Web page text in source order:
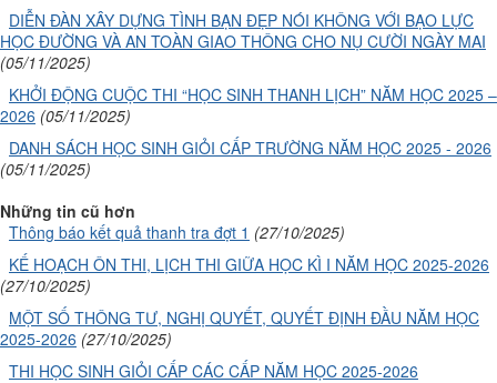
DIỄN ĐÀN XÂY DỰNG TÌNH BẠN ĐẸP NÓI KHÔNG VỚI BẠO LỰC
HỌC ĐƯỜNG VÀ AN TOÀN GIAO THÔNG CHO NỤ CƯỜI NGÀY MAI
(05/11/2025)
KHỞI ĐỘNG CUỘC THI “HỌC SINH THANH LỊCH” NĂM HỌC 2025 –
2026 (05/11/2025)
DANH SÁCH HỌC SINH GIỎI CẤP TRƯỜNG NĂM HỌC 2025 - 2026
(05/11/2025)
Những tin cũ hơn
Thông báo kết quả thanh tra đợt 1 (27/10/2025)
KẾ HOẠCH ÔN THI, LỊCH THI GIỮA HỌC KÌ I NĂM HỌC 2025-2026
(27/10/2025)
MỘT SỐ THÔNG TƯ, NGHỊ QUYẾT, QUYẾT ĐỊNH ĐẦU NĂM HỌC
2025-2026 (27/10/2025)
THI HỌC SINH GIỎI CẤP CÁC CẤP NĂM HỌC 2025-2026